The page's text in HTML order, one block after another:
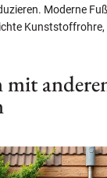
Moderne
Kunststoffrohre,